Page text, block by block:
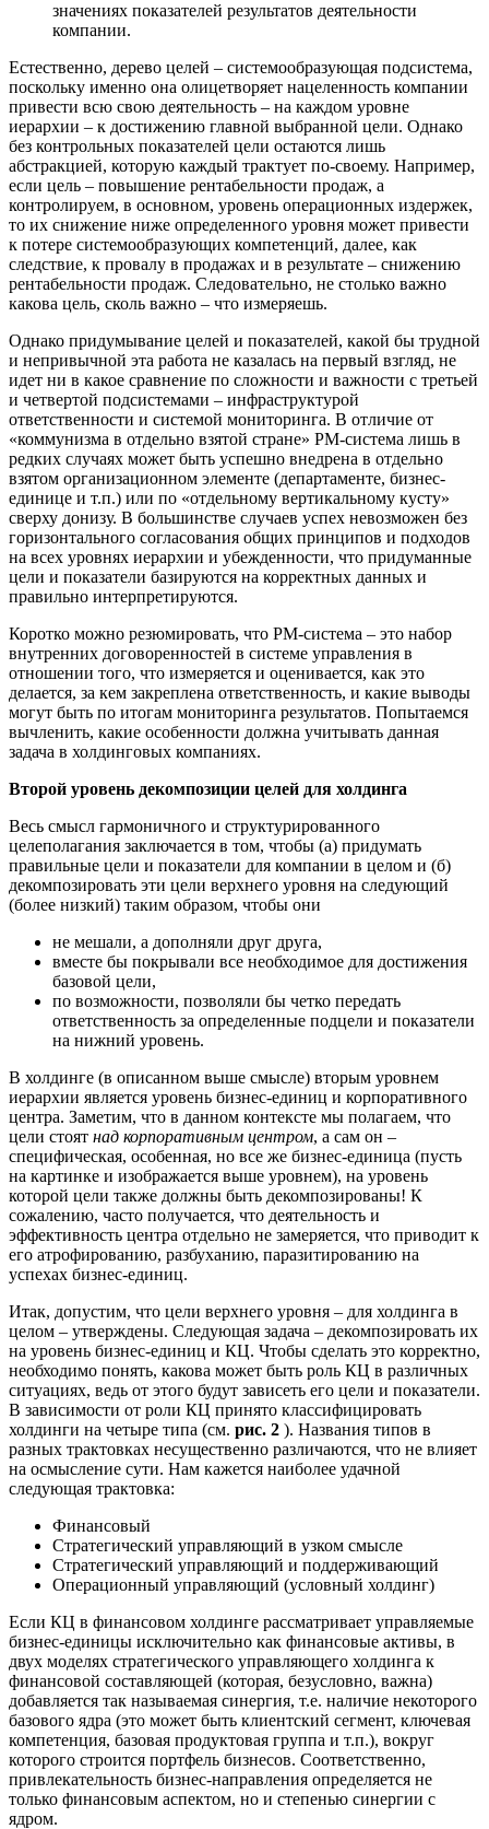
значениях показателей результатов деятельности
компании.
Естественно, дерево целей – системообразующая подсистема,
поскольку именно она олицетворяет нацеленность компании
привести всю свою деятельность – на каждом уровне
иерархии – к достижению главной выбранной цели. Однако
без контрольных показателей цели остаются лишь
абстракцией, которую каждый трактует по-своему. Например,
если цель – повышение рентабельности продаж, а
контролируем, в основном, уровень операционных издержек,
то их снижение ниже определенного уровня может привести
к потере системообразующих компетенций, далее, как
следствие, к провалу в продажах и в результате – снижению
рентабельности продаж. Следовательно, не столько важно
какова цель, сколь важно – что измеряешь.
Однако придумывание целей и показателей, какой бы трудной
и непривычной эта работа не казалась на первый взгляд, не
идет ни в какое сравнение по сложности и важности с третьей
и четвертой подсистемами – инфраструктурой
ответственности и системой мониторинга. В отличие от
«коммунизма в отдельно взятой стране» РМ-система лишь в
редких случаях может быть успешно внедрена в отдельно
взятом организационном элементе (департаменте, бизнес-
единице и т.п.) или по «отдельному вертикальному кусту»
сверху донизу. В большинстве случаев успех невозможен без
горизонтального согласования общих принципов и подходов
на всех уровнях иерархии и убежденности, что придуманные
цели и показатели базируются на корректных данных и
правильно интерпретируются.
Коротко можно резюмировать, что РМ-система – это набор
внутренних договоренностей в системе управления в
отношении того, что измеряется и оценивается, как это
делается, за кем закреплена ответственность, и какие выводы
могут быть по итогам мониторинга результатов. Попытаемся
вычленить, какие особенности должна учитывать данная
задача в холдинговых компаниях.
Второй уровень декомпозиции целей для холдинга
Весь смысл гармоничного и структурированного
целеполагания заключается в том, чтобы (а) придумать
правильные цели и показатели для компании в целом и (б)
декомпозировать эти цели верхнего уровня на следующий
(более низкий) таким образом, чтобы они
не мешали, а дополняли друг друга,
вместе бы покрывали все необходимое для достижения
базовой цели,
по возможности, позволяли бы четко передать
ответственность за определенные подцели и показатели
на нижний уровень.
В холдинге (в описанном выше смысле) вторым уровнем
иерархии является уровень бизнес-единиц и корпоративного
центра. Заметим, что в данном контексте мы полагаем, что
цели стоят над корпоративным центром, а сам он –
специфическая, особенная, но все же бизнес-единица (пусть
на картинке и изображается выше уровнем), на уровень
которой цели также должны быть декомпозированы! К
сожалению, часто получается, что деятельность и
эффективность центра отдельно не замеряется, что приводит к
его атрофированию, разбуханию, паразитированию на
успехах бизнес-единиц.
Итак, допустим, что цели верхнего уровня – для холдинга в
целом – утверждены. Следующая задача – декомпозировать их
на уровень бизнес-единиц и КЦ. Чтобы сделать это корректно,
необходимо понять, какова может быть роль КЦ в различных
ситуациях, ведь от этого будут зависеть его цели и показатели.
В зависимости от роли КЦ принято классифицировать
холдинги на четыре типа (см. рис. 2 ). Названия типов в
разных трактовках несущественно различаются, что не влияет
на осмысление сути. Нам кажется наиболее удачной
следующая трактовка:
Финансовый
Стратегический управляющий в узком смысле
Стратегический управляющий и поддерживающий
Операционный управляющий (условный холдинг)
Если КЦ в финансовом холдинге рассматривает управляемые
бизнес-единицы исключительно как финансовые активы, в
двух моделях стратегического управляющего холдинга к
финансовой составляющей (которая, безусловно, важна)
добавляется так называемая синергия, т.е. наличие некоторого
базового ядра (это может быть клиентский сегмент, ключевая
компетенция, базовая продуктовая группа и т.п.), вокруг
которого строится портфель бизнесов. Соответственно,
привлекательность бизнес-направления определяется не
только финансовым аспектом, но и степенью синергии с
ядром.